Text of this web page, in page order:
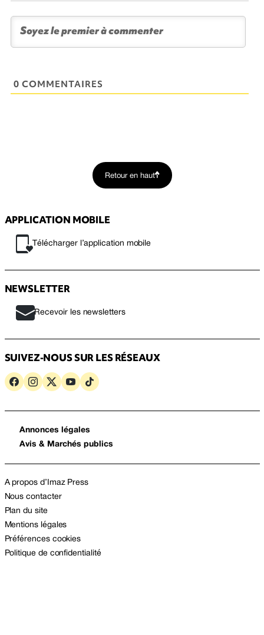
0 COMMENTAIRES
Retour en haut
APPLICATION MOBILE
Télécharger l’application mobile
NEWSLETTER
Recevoir les newsletters
SUIVEZ-NOUS SUR LES RÉSEAUX
Annonces légales
Avis & Marchés publics
A propos d’Imaz Press
Nous contacter
Plan du site
Mentions légales
Préférences cookies
Politique de confidentialité